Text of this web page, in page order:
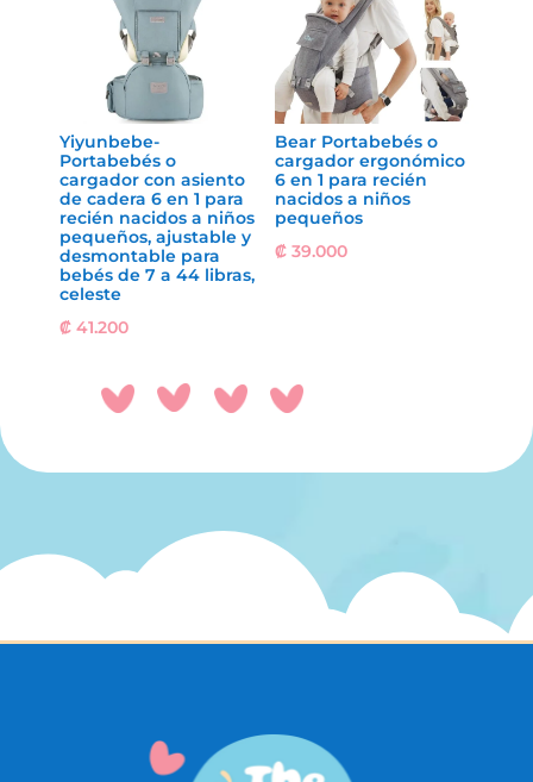
Yiyunbebe-
Portabebés o
cargador con asiento
de cadera 6 en 1 para
recién nacidos a niños
pequeños, ajustable y
desmontable para
bebés de 7 a 44 libras,
celeste
₡ 41.200
Bear Portabebés o
cargador ergonómico
6 en 1 para recién
nacidos a niños
pequeños
₡39.000